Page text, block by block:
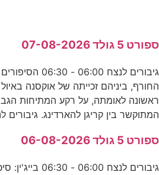
ספורט 5 גולד 07-08-2026
גיבורים לנצח
החורף, ביניהם זכייתה של אוקסנה
ראשונה לאומתה, על רקע המתיחות
המתוקשר בין קריגן להארדינג. גיבורים לנצח
ספורט 5 גולד 06-08-2026
גיבורים לנצח